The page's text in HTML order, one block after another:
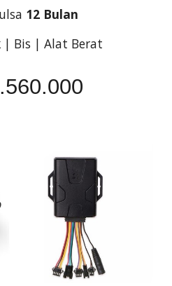
12 Bulan
Bis | Alat Berat